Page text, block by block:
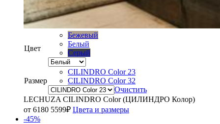
Цвет
Бежевый
Белый
Серый
Размер
CILINDRO Color 23
CILINDRO Color 32
Очистить
LECHUZA CILINDRO Color (ЦИЛИНДРО Колор)
от 6180 5599₽ Цвета и размеры
-45%